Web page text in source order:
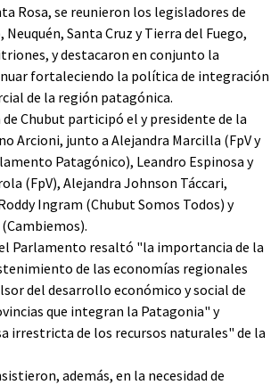
Rosa, se reunieron los legisladores de
Santa Cruz y Tierra del Fuego,
y destacaron en conjunto la
fortaleciendo la política de integración
de la región patagónica.
Chubut participó el y presidente de la
Arcioni, junto a Alejandra Marcilla (FpV y
Patagónico), Leandro Espinosa y
(FpV), Alejandra Johnson Táccari,
Ingram (Chubut Somos Todos) y
Parlamento resaltó "la importancia de la
de las economías regionales
del desarrollo económico y social de
que integran la Patagonia" y
irrestricta de los recursos naturales" de la
además, en la necesidad de